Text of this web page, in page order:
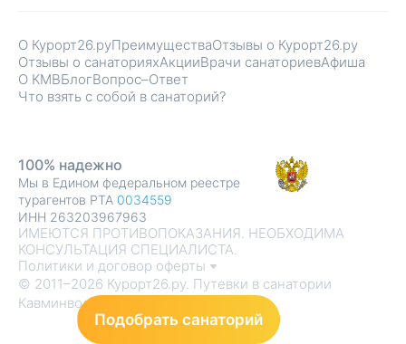
О Курорт26.руПреимуществаОтзывы о Курорт26.ру
Отзывы о санаторияхАкцииВрачи санаториевАфиша
О КМВБлогВопрос–Ответ
Что взять с собой в санаторий?
ИМЕЮТСЯ ПРОТИВОПОКАЗАНИЯ. НЕОБХОДИМА
КОНСУЛЬТАЦИЯ СПЕЦИАЛИСТА.
Политики и договор оферты
© 2011–2026 Курорт26.ру. Путевки в санатории
Кавминвод
100% надежно
Мы в Едином федеральном реестре
турагентов РТА 0034559
ИНН 263203967963
Подобрать санаторий